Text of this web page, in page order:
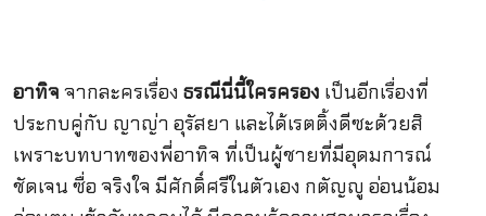
อาทิจ จากละครเรื่อง ธรณีนี่นี้ใครครอง เป็นอีกเรื่องที่
ประกบคู่กับ ญาญ่า อุรัสยา และได้เรตติ้งดีซะด้วยสิ
เพราะบทบาทของพี่อาทิจ ที่เป็นผู้ชายที่มีอุดมการณ์
ชัดเจน ซื่อ จริงใจ มีศักดิ์ศรีในตัวเอง กตัญญู อ่อนน้อม